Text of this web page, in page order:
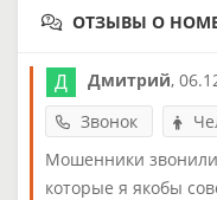
ОТЗЫВЫ О
Дмитрий,
Звонок
Мошенники
которые я якобы